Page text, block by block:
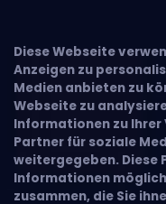
Diese Webseite
Anzeigen zu
Medien anbieten zu
Webseite zu
Informationen zu Ihrer
Partner für soziale
weitergegeben. Diese
Informationen
zusammen, die Sie